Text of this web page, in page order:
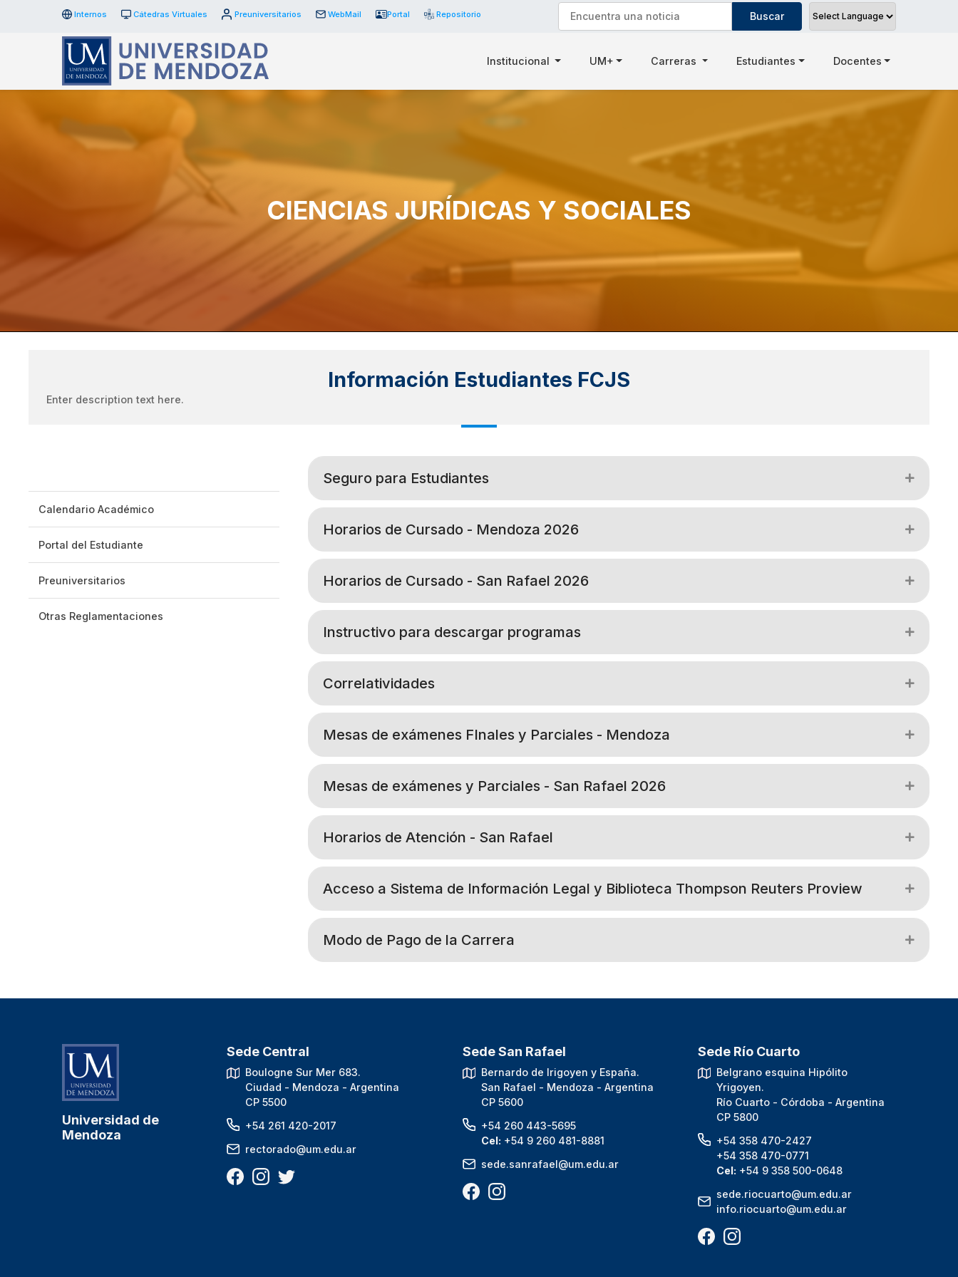
Internos Cátedras Virtuales Preuniversitarios WebMail Portal Repositorio
Institucional UM+ Carreras Estudiantes Docentes
CIENCIAS JURÍDICAS Y SOCIALES
Información Estudiantes FCJS
Enter description text here.
Calendario Académico
Portal del Estudiante
Preuniversitarios
Otras Reglamentaciones
Seguro para Estudiantes Expand
Horarios de Cursado - Mendoza 2026 Expand
Horarios de Cursado - San Rafael 2026 Expand
Instructivo para descargar programas Expand
Correlatividades Expand
Mesas de exámenes FInales y Parciales - Mendoza Expand
Mesas de exámenes y Parciales - San Rafael 2026 Expand
Horarios de Atención - San Rafael Expand
Acceso a Sistema de Información Legal y Biblioteca Thompson Reuters Proview Expand
Modo de Pago de la Carrera Expand
Universidad de
Mendoza
Sede Central
Boulogne Sur Mer 683.
Ciudad - Mendoza - Argentina
CP 5500
+54 261 420-2017
rectorado@um.edu.ar
Sede San Rafael
Bernardo de Irigoyen y España.
San Rafael - Mendoza - Argentina
CP 5600
+54 260 443-5695
Cel: +54 9 260 481-8881
sede.sanrafael@um.edu.ar
Sede Río Cuarto
Belgrano esquina Hipólito
Yrigoyen.
Río Cuarto - Córdoba - Argentina
CP 5800
+54 358 470-2427
+54 358 470-0771
Cel: +54 9 358 500-0648
sede.riocuarto@um.edu.ar
info.riocuarto@um.edu.ar